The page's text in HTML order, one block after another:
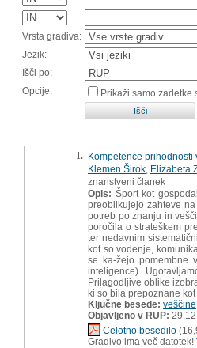
Vrsta gradiva:
Jezik:
Išči po:
Opcije:
Prikaži samo zadetke
1. Kompetence prihodnosti
Klemen Širok Elizabeta
znanstveni članek
Opis: Šport kot
preoblikujejo zahteve
potreb po znanju in
poročila o strateškem
ter nedavnim
kot so vodenje,
se ka-žejo pomembne
inteligence).
Prilagodljive oblike
ki so bila prepoznane
Ključne besede: veščine
Objavljeno v RUP:
Celotno besedilo
Gradivo ima več datotek!